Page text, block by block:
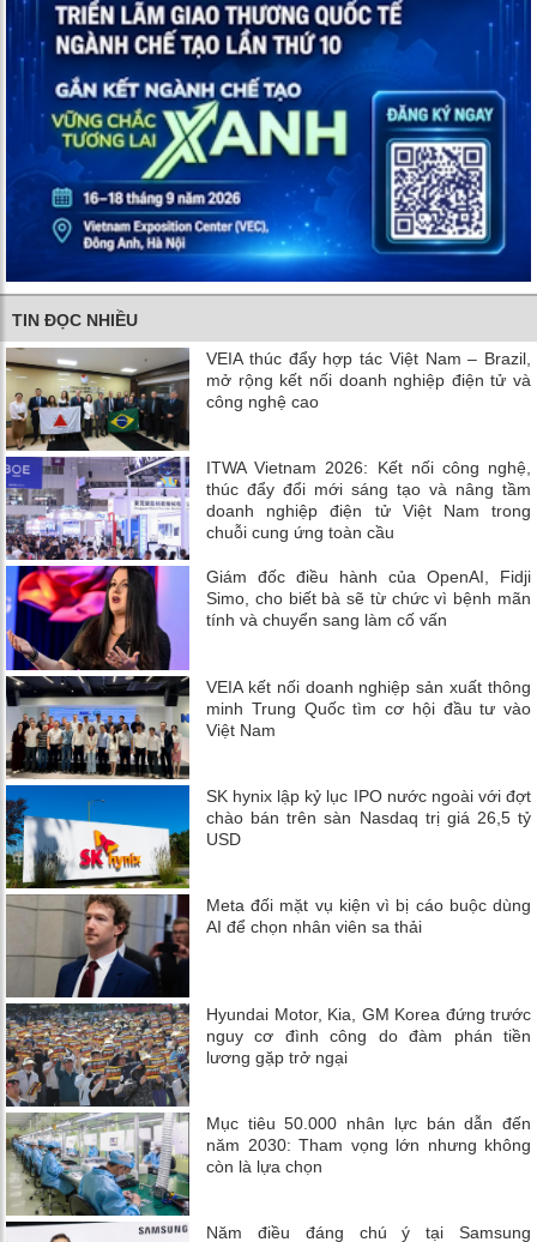
TIN ĐỌC NHIỀU
VEIA thúc đẩy hợp tác Việt Nam – Brazil,
mở rộng kết nối doanh nghiệp điện tử và
công nghệ cao
ITWA Vietnam 2026: Kết nối công nghệ,
thúc đẩy đổi mới sáng tạo và nâng tầm
doanh nghiệp điện tử Việt Nam trong
chuỗi cung ứng toàn cầu
Giám đốc điều hành của OpenAI, Fidji
Simo, cho biết bà sẽ từ chức vì bệnh mãn
tính và chuyển sang làm cố vấn
VEIA kết nối doanh nghiệp sản xuất thông
minh Trung Quốc tìm cơ hội đầu tư vào
Việt Nam
SK hynix lập kỷ lục IPO nước ngoài với đợt
chào bán trên sàn Nasdaq trị giá 26,5 tỷ
USD
Meta đối mặt vụ kiện vì bị cáo buộc dùng
AI để chọn nhân viên sa thải
Hyundai Motor, Kia, GM Korea đứng trước
nguy cơ đình công do đàm phán tiền
lương gặp trở ngại
Mục tiêu 50.000 nhân lực bán dẫn đến
năm 2030: Tham vọng lớn nhưng không
còn là lựa chọn
Năm điều đáng chú ý tại Samsung